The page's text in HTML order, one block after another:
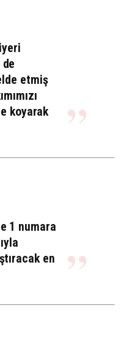
etmiş
koyarak
1 numara
en